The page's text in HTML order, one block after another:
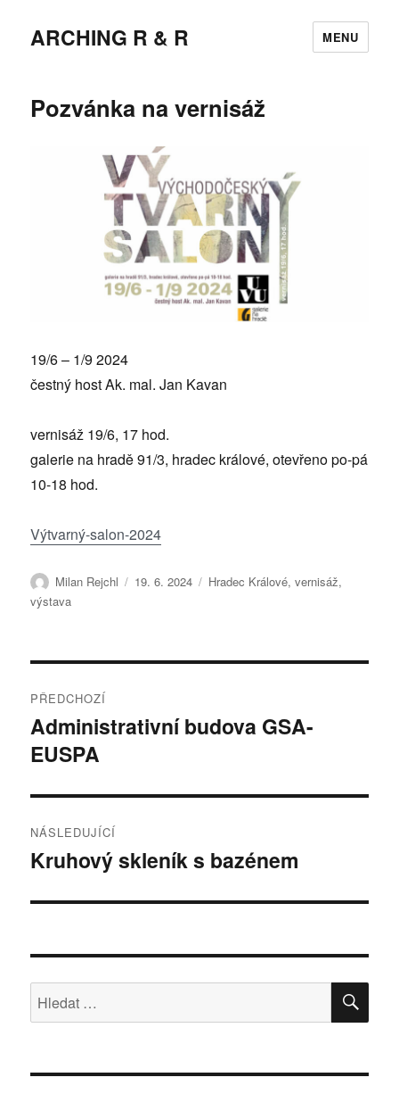
ARCHING R & R MENU
Pozvánka na vernisáž
19/6 – 1/9 2024
čestný host Ak. mal. Jan Kavan
vernisáž 19/6, 17 hod.
galerie na hradě 91/3, hradec králové, otevřeno po-pá
10-18 hod.
Výtvarný-salon-2024
Autor:
Milan Rejchl Publikováno:
19. 6. 2024 Štítky:
Hradec Králové,vernisáž,
výstava
pro
příspěvek
PŘEDCHOZÍ
Předchozí
příspěvek:
Administrativní budova GSA-
EUSPA
NÁSLEDUJÍCÍ
Následující
Kruhový skleník s bazénem
Hledat: